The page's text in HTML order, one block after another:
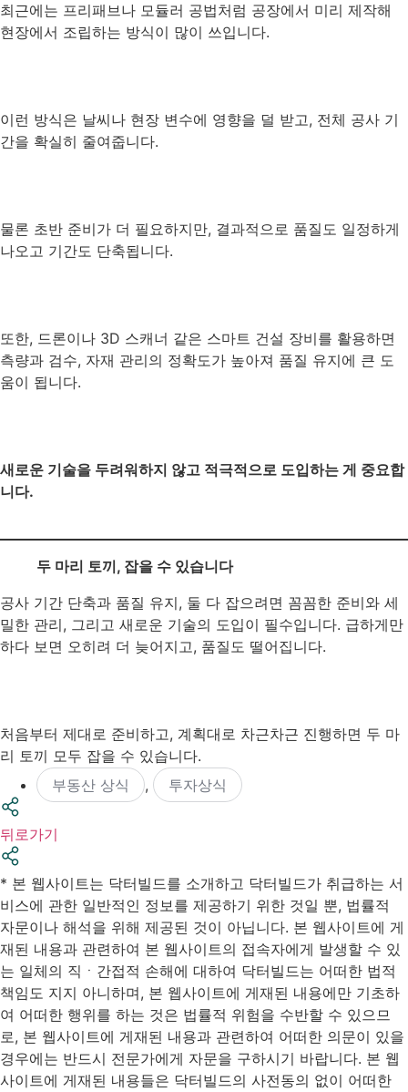
최근에는 프리패브나 모듈러 공법처럼 공장에서 미리 제작해
현장에서 조립하는 방식이 많이 쓰입니다.
이런 방식은 날씨나 현장 변수에 영향을 덜 받고, 전체 공사 기
간을 확실히 줄여줍니다.
물론 초반 준비가 더 필요하지만, 결과적으로 품질도 일정하게
나오고 기간도 단축됩니다.
또한, 드론이나 3D 스캐너 같은 스마트 건설 장비를 활용하면
측량과 검수, 자재 관리의 정확도가 높아져 품질 유지에 큰 도
움이 됩니다.
새로운 기술을 두려워하지 않고 적극적으로 도입하는 게 중요합
니다.
두 마리 토끼, 잡을 수 있습니다
공사 기간 단축과 품질 유지, 둘 다 잡으려면 꼼꼼한 준비와 세
밀한 관리, 그리고 새로운 기술의 도입이 필수입니다. 급하게만
하다 보면 오히려 더 늦어지고, 품질도 떨어집니다.
처음부터 제대로 준비하고, 계획대로 차근차근 진행하면 두 마
리 토끼 모두 잡을 수 있습니다.
부동산 상식
, 투자상식
뒤로가기
* 본 웹사이트는 닥터빌드를 소개하고 닥터빌드가 취급하는 서
비스에 관한 일반적인 정보를 제공하기 위한 것일 뿐, 법률적
자문이나 해석을 위해 제공된 것이 아닙니다. 본 웹사이트에 게
재된 내용과 관련하여 본 웹사이트의 접속자에게 발생할 수 있
는 일체의 직ㆍ간접적 손해에 대하여 닥터빌드는 어떠한 법적
책임도 지지 아니하며, 본 웹사이트에 게재된 내용에만 기초하
여 어떠한 행위를 하는 것은 법률적 위험을 수반할 수 있으므
로, 본 웹사이트에 게재된 내용과 관련하여 어떠한 의문이 있을
경우에는 반드시 전문가에게 자문을 구하시기 바랍니다. 본 웹
사이트에 게재된 내용들은 닥터빌드의 사전동의 없이 어떠한